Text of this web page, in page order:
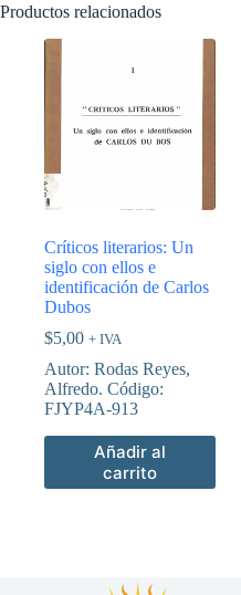
Productos relacionados
Críticos literarios: Un
siglo con ellos e
identificación de Carlos
Dubos
$5,00 + IVA
Autor: Rodas Reyes,
Alfredo. Código:
FJYP4A-913
Añadir al
carrito